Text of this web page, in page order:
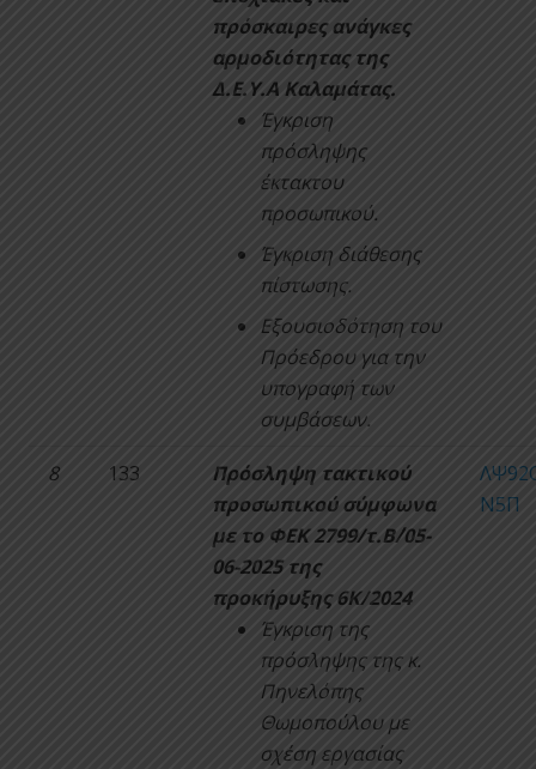
πρόσκαιρες ανάγκες
αρμοδιότητας της
Δ.Ε.Υ.Α Καλαμάτας.
Έγκριση
πρόσληψης
έκτακτου
προσωπικού.
Έγκριση διάθεσης
πίστωσης.
Εξουσιοδότηση του
Πρόεδρου για την
υπογραφή των
συμβάσεων.
8 133
Πρόσληψη τακτικού
προσωπικού σύμφωνα
με το ΦΕΚ 2799/τ.Β΄/05-
06-2025 της
προκήρυξης 6Κ/2024
Έγκριση της
πρόσληψης της κ.
Πηνελόπης
Θωμοπούλου με
σχέση εργασίας
Ν5Π